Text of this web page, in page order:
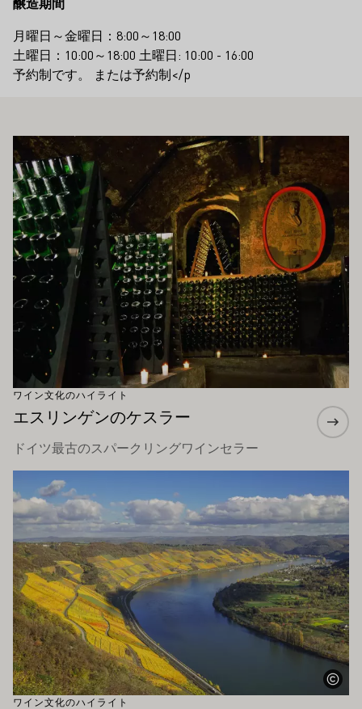
月曜日～金曜日：8:00～18:00
土曜日：10:00～18:00 土曜日: 10:00 - 16:00
予約制です。 または予約制</p
お勧めです
ワイン文化のハイライト
エスリンゲンのケスラー
ドイツ最古のスパークリングワインセラー
もっと詳しく
ワイン文化のハイライト
もっと詳しく